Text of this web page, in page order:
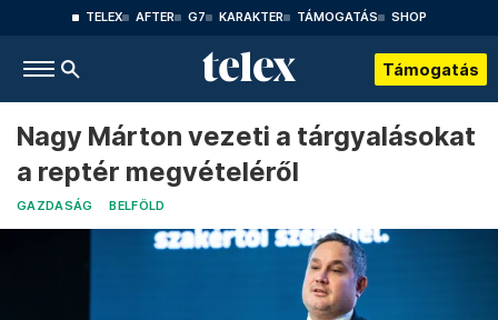
TELEX AFTER G7 KARAKTER TÁMOGATÁS SHOP
Támogatás
Nagy Márton vezeti a tárgyalásokat
a reptér megvételéről
GAZDASÁG BELFÖLD